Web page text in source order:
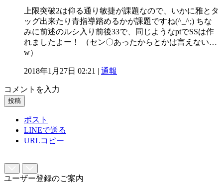
上限突破2は仰る通り敏捷が課題なので、いかに雅とタ
ッグ出来たり青指導踏めるかが課題ですね(^_^;) ちな
みに前述のルシ入り前後33で、同じようなptでSSは作
れましたよー！ （セン〇あったからとかは言えない…
w）
2018年1月27日 02:21 | 通報
コメントを入力
投稿
ポスト
LINEで送る
URLコピー
ユーザー登録のご案内